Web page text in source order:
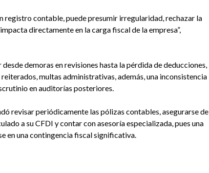
registro contable, puede presumir irregularidad, rechazar la
directamente en la carga fiscal de la empresa”,
demoras en revisiones hasta la pérdida de deducciones,
multas administrativas, además, una inconsistencia
en auditorías posteriores.
revisar periódicamente las pólizas contables, asegurarse de
a su CFDI y contar con asesoría especializada, pues una
en una contingencia fiscal significativa.